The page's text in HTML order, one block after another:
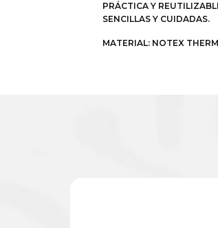
PRÁCTICA Y
SENCILLAS Y CUIDADAS.
MATERIAL: NOTEX